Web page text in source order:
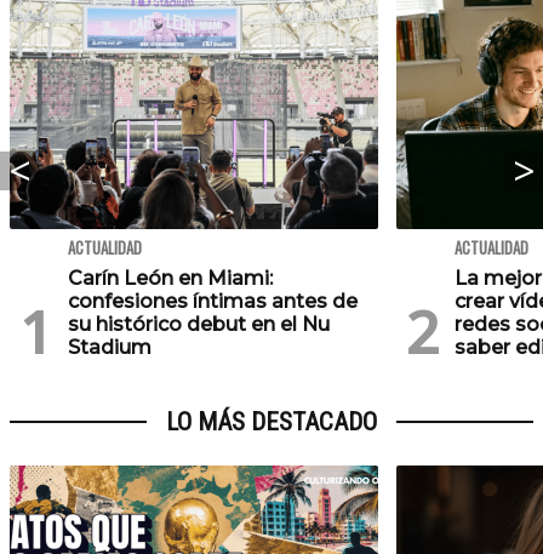
ACTUALIDAD
Carín León en Miami:
confesiones íntimas antes de
su histórico debut en el Nu
Stadium
ACTUALIDAD
La
crear
redes
saber
LO MÁS DESTACADO